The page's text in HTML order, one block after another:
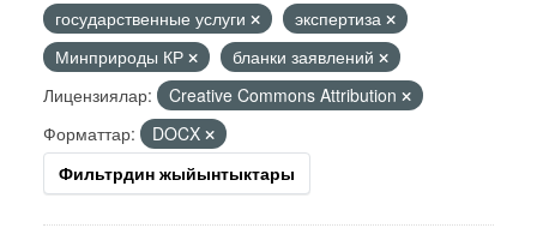
государственные услуги
экспертиза
Минприроды КР
бланки заявлений
Лицензиялар:
Creative Commons Attribution
Форматтар:
DOCX
Фильтрдин жыйынтыктары